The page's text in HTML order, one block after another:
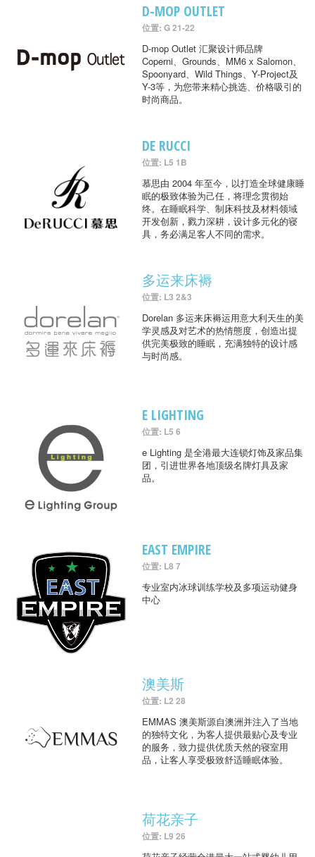
D-MOP OUTLET
位置: G 21-22
D-mop Outlet 汇聚设计师品牌
Coperni、Grounds、MM6 x Salomon、
Spoonyard、Wild Things、Y-Project及
Y-3等，为您带来精心挑选、价格吸引的
时尚商品。
DE RUCCI
位置: L5 1B
慕思由 2004 年至今，以打造全球健康睡
眠的极致体验为己任，将理念贯彻始
终。在睡眠科学、制床科技及材料领域
开发创新，戮力深耕，设计多元化的寝
具，务必满足客人不同的需求。
多运来床褥
位置: L3 2&3
Dorelan 多运来床褥运用意大利天生的美
学灵感及对艺术的热情態度，创造出提
供完美极致的睡眠，充满独特的设计感
与时尚感。
E LIGHTING
位置: L5 6
e Lighting 是全港最大连锁灯饰及家品集
团，引进世界各地顶级名牌灯具及家
品。
EAST EMPIRE
位置: L8 7
专业室内冰球训练学校及多项运动健身
中心
澳美斯
位置: L2 28
EMMAS 澳美斯源自澳洲并注入了当地
的独特文化，为客人提供最贴心及专业
的服务，致力提供优质天然的寝室用
品，让客人享受极致舒适睡眠体验。
荷花亲子
位置: L9 26